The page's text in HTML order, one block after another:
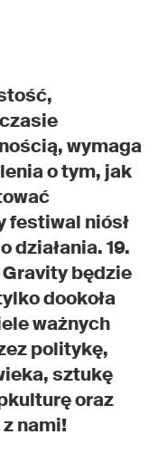
wymaga
o tym, jak
festiwal niósł
działania. 19.
będzie
dookoła
ważnych
politykę,
sztukę
oraz
nami!